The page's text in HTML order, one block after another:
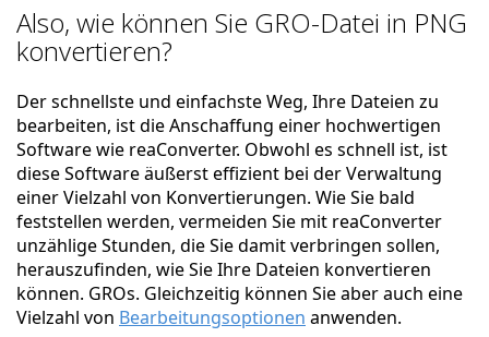
Also, wie können Sie GRO-Datei in PNG
konvertieren?
Der schnellste und einfachste Weg, Ihre Dateien zu
bearbeiten, ist die Anschaffung einer hochwertigen
Software wie reaConverter. Obwohl es schnell ist, ist
diese Software äußerst effizient bei der Verwaltung
einer Vielzahl von Konvertierungen. Wie Sie bald
feststellen werden, vermeiden Sie mit reaConverter
unzählige Stunden, die Sie damit verbringen sollen,
herauszufinden, wie Sie Ihre Dateien konvertieren
können. GROs. Gleichzeitig können Sie aber auch eine
Vielzahl von Bearbeitungsoptionen anwenden.